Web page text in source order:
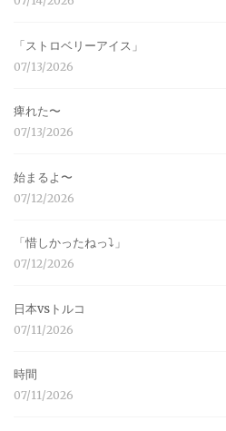
「ストロベリーアイス」
07/13/2026
痺れた〜
07/13/2026
始まるよ〜
07/12/2026
「惜しかったねっ⤵︎」
07/12/2026
日本vsトルコ
07/11/2026
時間
07/11/2026